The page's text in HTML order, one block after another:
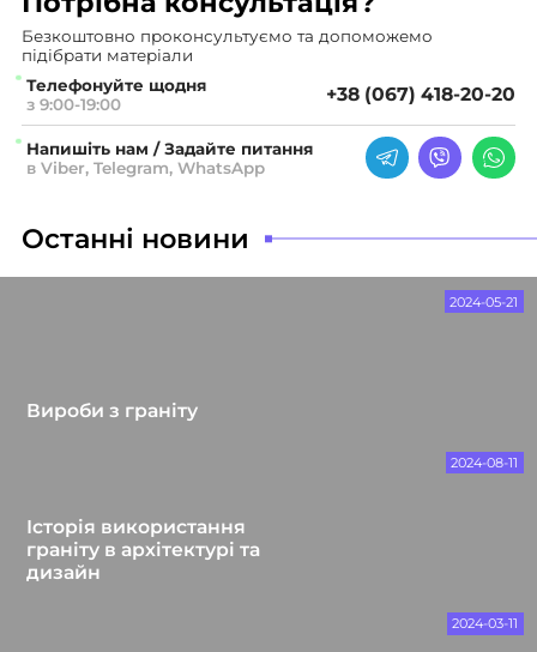
Безкоштовно проконсультуємо та допоможемо
підібрати матеріали
Телефонуйте щодня
з 9:00-19:00
+38 (067) 418-20-20
Напишіть нам / Задайте питання
в Viber, Telegram, WhatsApp
Останні новини
Вироби з граніту
2024-05-21
Історія використання
граніту в архітектурі та
дизайн
2024-08-11
2024-03-11